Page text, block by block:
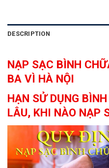
DESCRIPTION
NẠP SẠC BÌNH
BA VÌ HÀ NỘI
HẠN SỬ DỤNG
LÂU, KHI NÀO NẠP